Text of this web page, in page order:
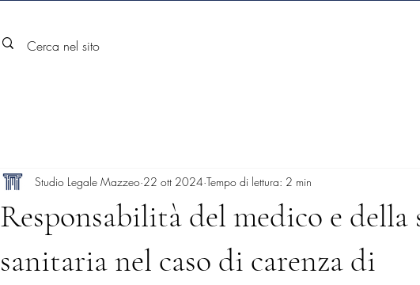
Responsabilità del medico e
sanitaria nel caso di carenza di
Studio Legale Mazzeo 22 ott 2024 Tempo di lettura: 2 min